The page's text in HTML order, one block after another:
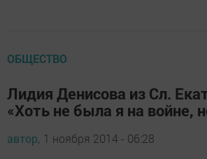
ОБЩЕСТВО
Лидия Денисова из Сл.
«Хоть не была я на войне,
автор, 1 ноября 2014 - 06:28